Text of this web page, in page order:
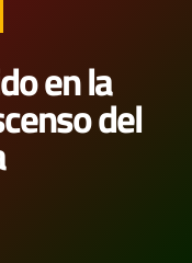
en la
del